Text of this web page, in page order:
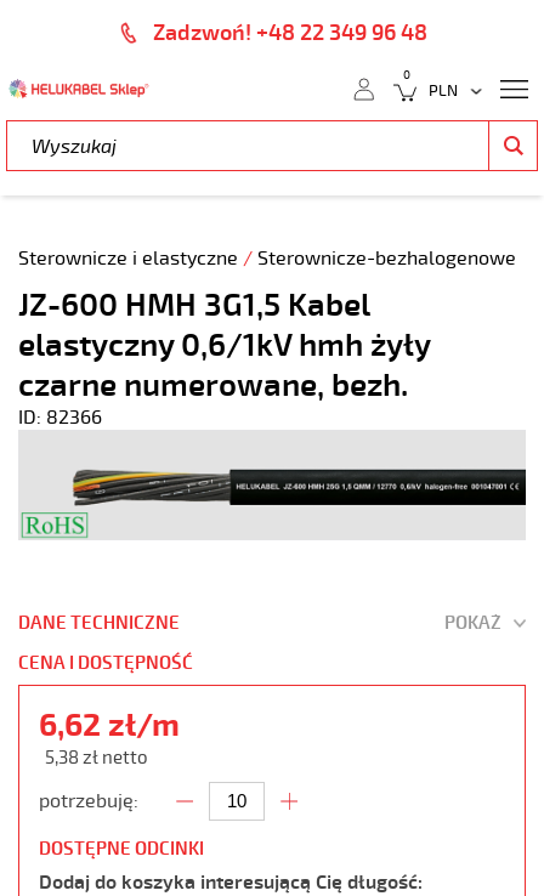
Zadzwoń! +48 22 349 96 48
0
Sterownicze i elastyczne / Sterownicze-bezhalogenowe
JZ-600 HMH 3G1,5 Kabel
elastyczny 0,6/1kV hmh żyły
czarne numerowane, bezh.
ID: 82366
DANE TECHNICZNE
POKAŻ
CENA I DOSTĘPNOŚĆ
6,62 zł/m
5,38 zł netto
potrzebuję:
DOSTĘPNE ODCINKI
Dodaj do koszyka interesującą Cię długość: